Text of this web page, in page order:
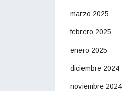
marzo 2025
febrero 2025
enero 2025
diciembre 2024
noviembre 2024